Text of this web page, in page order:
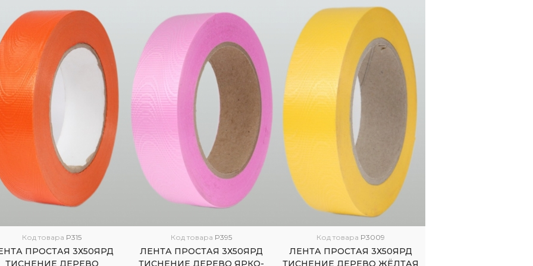
Код товара P315
ПРОСТАЯ 3Х50ЯРД
ТИСНЕНИЕ ДЕРЕВО
Код товара P395
ЛЕНТА ПРОСТАЯ 3Х50ЯРД
ТИСНЕНИЕ ДЕРЕВО ЯРКО-
Код товара P3009
ЛЕНТА ПРОСТАЯ 3Х50ЯРД
ТИСНЕНИЕ ДЕРЕВО ЖЁЛТАЯ